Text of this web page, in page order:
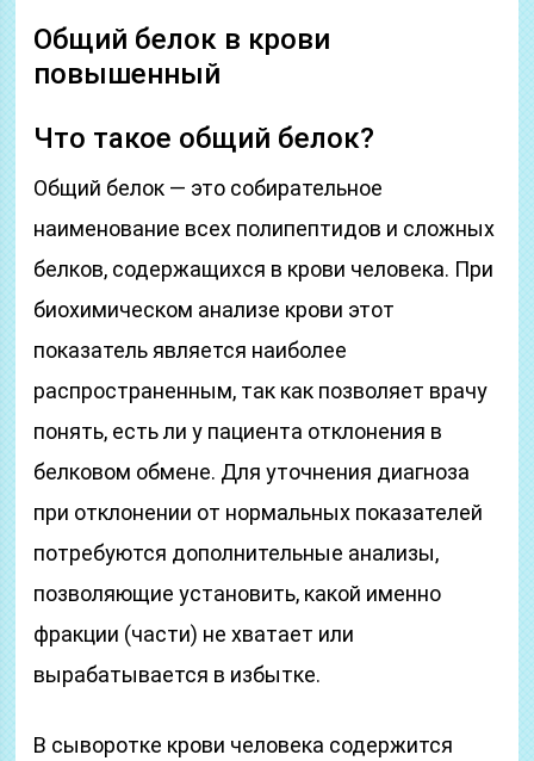
Общий белок в крови
повышенный
Что такое общий белок?
Общий белок — это собирательное
наименование всех полипептидов и сложных
белков, содержащихся в крови человека. При
биохимическом анализе крови этот
показатель является наиболее
распространенным, так как позволяет врачу
понять, есть ли у пациента отклонения в
белковом обмене. Для уточнения диагноза
при отклонении от нормальных показателей
потребуются дополнительные анализы,
позволяющие установить, какой именно
фракции (части) не хватает или
вырабатывается в избытке.
В сыворотке крови человека содержится